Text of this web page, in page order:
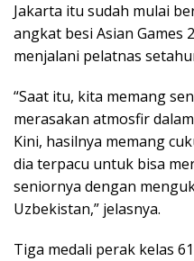
Jakarta itu sudah mulai
angkat besi Asian Games
menjalani pelatnas
“Saat itu, kita memang
merasakan atmosfir
Kini, hasilnya memang
dia terpacu untuk bisa
seniornya dengan
Uzbekistan,” jelasnya.
Tiga medali perak kelas